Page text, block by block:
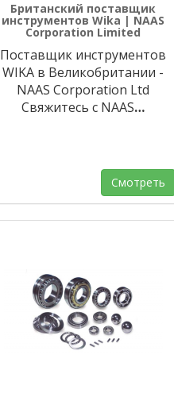
Британский поставщик
инструментов Wika | NAAS
Corporation Limited
Поставщик инструментов
WIKA в Великобритании -
NAAS Corporation Ltd
Свяжитесь с NAAS…
Смотреть